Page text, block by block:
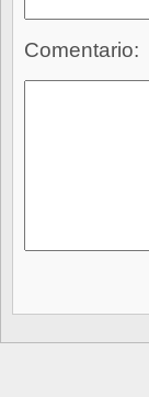
Comentario: